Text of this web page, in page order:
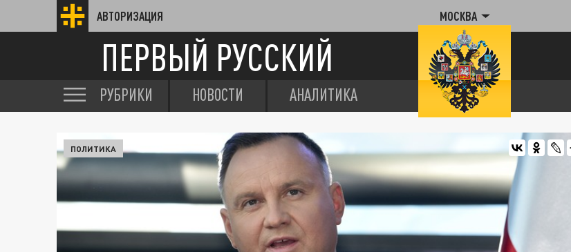
АВТОРИЗАЦИЯ МОСКВА
ПЕРВЫЙ РУССКИЙ
РУБРИКИ НОВОСТИ АНАЛИТИКА
ПОЛИТИКА